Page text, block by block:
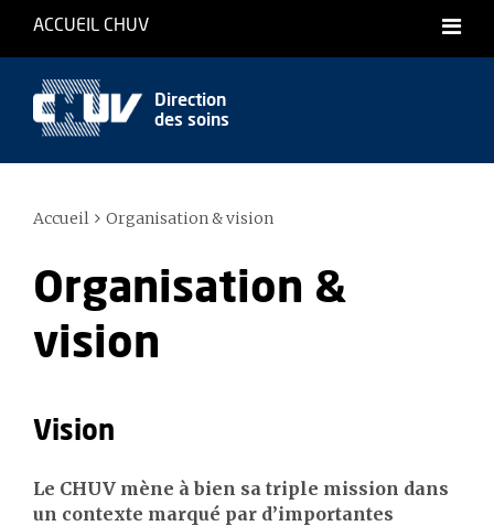
ACCUEIL CHUV
Direction
des soins
Accueil Organisation & vision
Organisation &
vision
Vision
Le CHUV mène à bien sa triple mission dans
un contexte marqué par d’importantes